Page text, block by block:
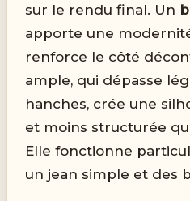
sur le rendu final. Un
apporte une
renforce le côté
ample, qui dépasse
hanches, crée une
et moins structurée
Elle fonctionne
un jean simple et des